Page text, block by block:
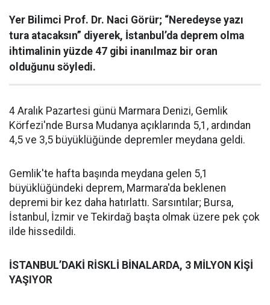
Yer Bilimci Prof. Dr. Naci Görür; “Neredeyse yazı
tura atacaksın” diyerek, İstanbul’da deprem olma
ihtimalinin yüzde 47 gibi inanılmaz bir oran
olduğunu söyledi.
4 Aralık Pazartesi günü Marmara Denizi, Gemlik
Körfezi'nde Bursa Mudanya açıklarında 5,1, ardından
4,5 ve 3,5 büyüklüğünde depremler meydana geldi.
Gemlik'te hafta başında meydana gelen 5,1
büyüklüğündeki deprem, Marmara'da beklenen
depremi bir kez daha hatırlattı. Sarsıntılar; Bursa,
İstanbul, İzmir ve Tekirdağ başta olmak üzere pek çok
ilde hissedildi.
İSTANBUL’DAKİ RİSKLİ BİNALARDA, 3 MİLYON KİŞİ
YAŞIYOR